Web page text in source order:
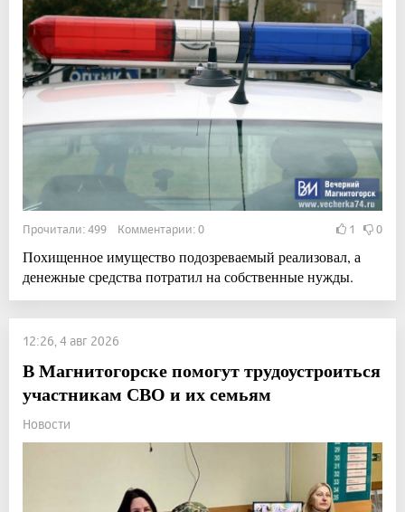
Прочитали: 499 Комментарии: 0 1 0
Похищенное имущество подозреваемый реализовал, а
денежные средства потратил на собственные нужды.
12:26, 4 авг 2026
В Магнитогорске помогут трудоустроиться
участникам СВО и их семьям
Новости